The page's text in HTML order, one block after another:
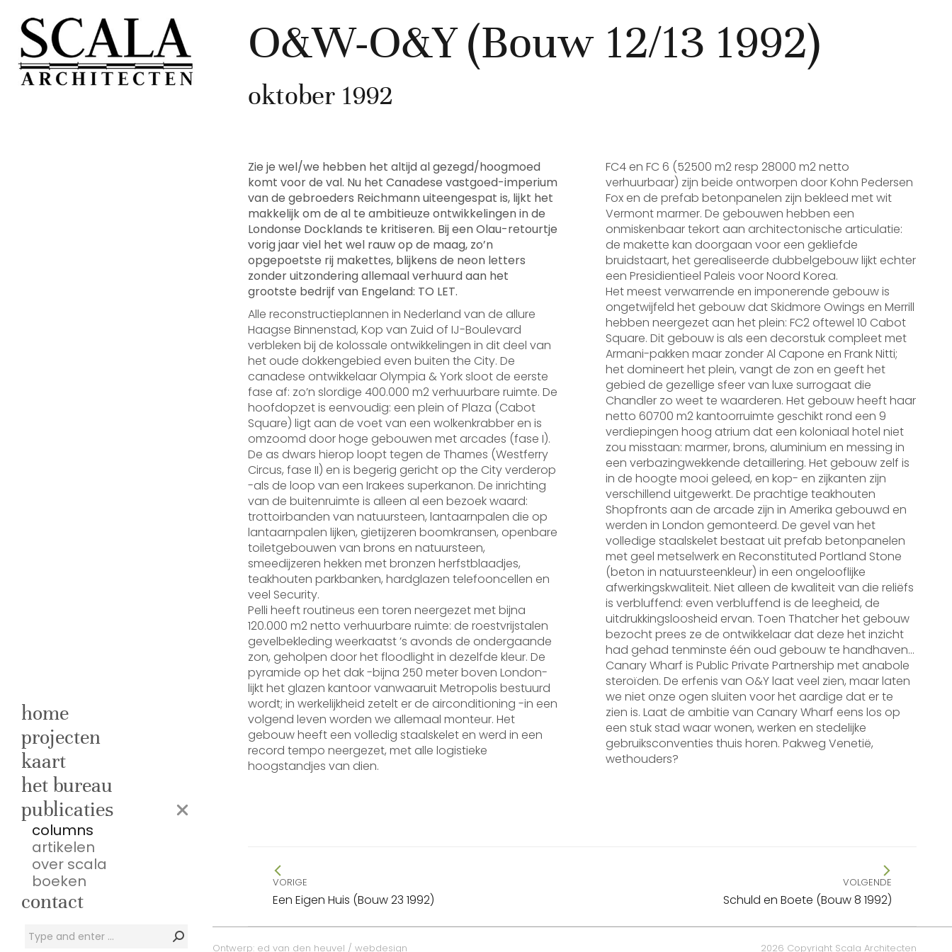
home
projecten
kaart
het bureau
publicaties
columns
artikelen
over scala
boeken
contact
Zoeken:
O&W-O&Y (Bouw 12/13 1992)
oktober 1992
Zie je wel/we hebben het altijd al gezegd/hoogmoed
komt voor de val. Nu het Canadese vastgoed-imperium
van de gebroeders Reichmann uiteengespat is, lijkt het
makkelijk om de al te ambitieuze ontwikkelingen in de
Londonse Docklands te kritiseren. Bij een Olau-retourtje
vorig jaar viel het wel rauw op de maag, zo’n
opgepoetste rij makettes, blijkens de neon letters
zonder uitzondering allemaal verhuurd aan het
grootste bedrijf van Engeland: TO LET.
Alle reconstructieplannen in Nederland van de allure
Haagse Binnenstad, Kop van Zuid of IJ-Boulevard
verbleken bij de kolossale ontwikkelingen in dit deel van
het oude dokkengebied even buiten the City. De
canadese ontwikkelaar Olympia & York sloot de eerste
fase af: zo’n slordige 400.000 m2 verhuurbare ruimte. De
hoofdopzet is eenvoudig: een plein of Plaza (Cabot
Square) ligt aan de voet van een wolkenkrabber en is
omzoomd door hoge gebouwen met arcades (fase I).
De as dwars hierop loopt tegen de Thames (Westferry
Circus, fase II) en is begerig gericht op the City verderop
-als de loop van een Irakees superkanon. De inrichting
van de buitenruimte is alleen al een bezoek waard:
trottoirbanden van natuursteen, lantaarnpalen die op
lantaarnpalen lijken, gietijzeren boomkransen, openbare
toiletgebouwen van brons en natuursteen,
smeedijzeren hekken met bronzen herfstblaadjes,
teakhouten parkbanken, hardglazen telefooncellen en
veel Security.
Pelli heeft routineus een toren neergezet met bijna
120.000 m2 netto verhuurbare ruimte: de roestvrijstalen
gevelbekleding weerkaatst ’s avonds de ondergaande
zon, geholpen door het floodlight in dezelfde kleur. De
pyramide op het dak -bijna 250 meter boven London-
lijkt het glazen kantoor vanwaaruit Metropolis bestuurd
wordt; in werkelijkheid zetelt er de airconditioning -in een
volgend leven worden we allemaal monteur. Het
gebouw heeft een volledig staalskelet en werd in een
record tempo neergezet, met alle logistieke
hoogstandjes van dien.
FC4 en FC 6 (52500 m2 resp 28000 m2 netto
verhuurbaar) zijn beide ontworpen door Kohn Pedersen
Fox en de prefab betonpanelen zijn bekleed met wit
Vermont marmer. De gebouwen hebben een
onmiskenbaar tekort aan architectonische articulatie:
de makette kan doorgaan voor een gekliefde
bruidstaart, het gerealiseerde dubbelgebouw lijkt echter
een Presidientieel Paleis voor Noord Korea.
Het meest verwarrende en imponerende gebouw is
ongetwijfeld het gebouw dat Skidmore Owings en Merrill
hebben neergezet aan het plein: FC2 oftewel 10 Cabot
Square. Dit gebouw is als een decorstuk compleet met
Armani-pakken maar zonder Al Capone en Frank Nitti;
het domineert het plein, vangt de zon en geeft het
gebied de gezellige sfeer van luxe surrogaat die
Chandler zo weet te waarderen. Het gebouw heeft haar
netto 60700 m2 kantoorruimte geschikt rond een 9
verdiepingen hoog atrium dat een koloniaal hotel niet
zou misstaan: marmer, brons, aluminium en messing in
een verbazingwekkende detaillering. Het gebouw zelf is
in de hoogte mooi geleed, en kop- en zijkanten zijn
verschillend uitgewerkt. De prachtige teakhouten
Shopfronts aan de arcade zijn in Amerika gebouwd en
werden in London gemonteerd. De gevel van het
volledige staalskelet bestaat uit prefab betonpanelen
met geel metselwerk en Reconstituted Portland Stone
(beton in natuursteenkleur) in een ongelooflijke
afwerkingskwaliteit. Niet alleen de kwaliteit van die reliëfs
is verbluffend: even verbluffend is de leegheid, de
uitdrukkingsloosheid ervan. Toen Thatcher het gebouw
bezocht prees ze de ontwikkelaar dat deze het inzicht
had gehad tenminste één oud gebouw te handhaven…
Canary Wharf is Public Private Partnership met anabole
steroïden. De erfenis van O&Y laat veel zien, maar laten
we niet onze ogen sluiten voor het aardige dat er te
zien is. Laat de ambitie van Canary Wharf eens los op
een stuk stad waar wonen, werken en stedelijke
gebruiksconventies thuis horen. Pakweg Venetië,
wethouders?
Bericht
navigatie
VORIGE
Vorig
bericht
Een Eigen Huis (Bouw 23 1992)
VOLGENDE
Schuld en Boete (Bouw 8 1992)
Ontwerp: ed van den heuvel / webdesign 2026 Copyright Scala Architecten